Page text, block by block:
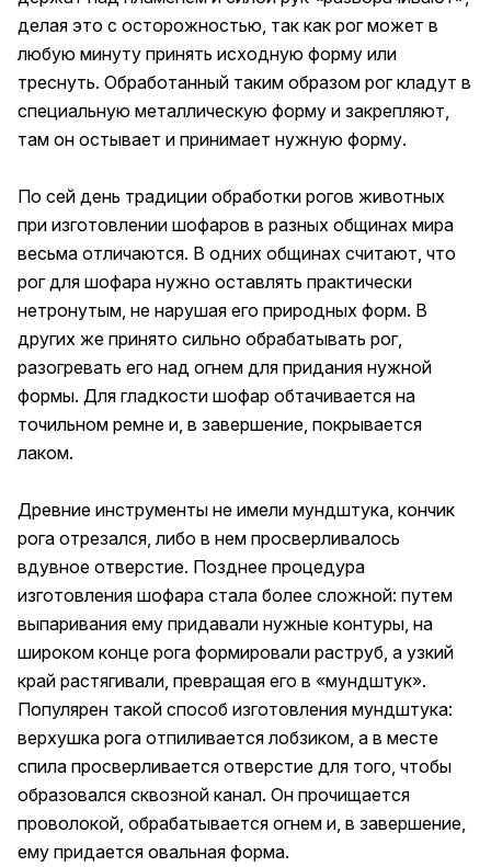
делая это с осторожностью, так как рог может в
любую минуту принять исходную форму или
треснуть. Обработанный таким образом рог кладут в
специальную металлическую форму и закрепляют,
там он остывает и принимает нужную форму.
По сей день традиции обработки рогов животных
при изготовлении шофаров в разных общинах мира
весьма отличаются. В одних общинах считают, что
рог для шофара нужно оставлять практически
нетронутым, не нарушая его природных форм. В
других же принято сильно обрабатывать рог,
разогревать его над огнем для придания нужной
формы. Для гладкости шофар обтачивается на
точильном ремне и, в завершение, покрывается
лаком.
Древние инструменты не имели мундштука, кончик
рога отрезался, либо в нем просверливалось
вдувное отверстие. Позднее процедура
изготовления шофара стала более сложной: путем
выпаривания ему придавали нужные контуры, на
широком конце рога формировали раструб, а узкий
край растягивали, превращая его в «мундштук».
Популярен такой способ изготовления мундштука:
верхушка рога отпиливается лобзиком, а в месте
спила просверливается отверстие для того, чтобы
образовался сквозной канал. Он прочищается
проволокой, обрабатывается огнем и, в завершение,
ему придается овальная форма.